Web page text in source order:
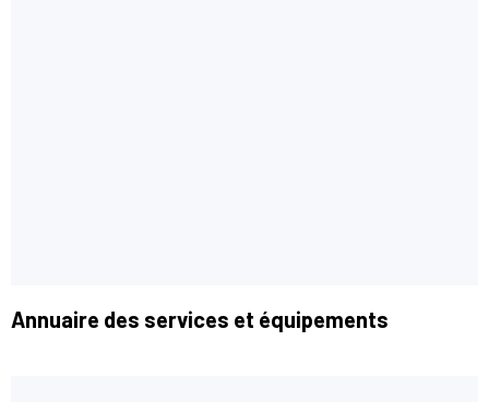
Annuaire des services et équipements